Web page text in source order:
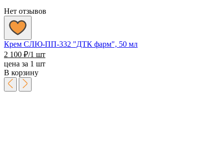
Нет отзывов
Крем СЛЮ-ПП-332 "ДТК фарм", 50 мл
2 100 ₽/1 шт
цена за 1 шт
В корзину